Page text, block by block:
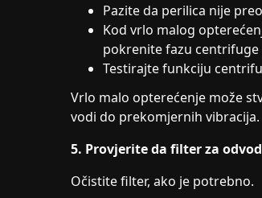
Pazite da perilica nije
Kod vrlo malog
pokrenite fazu centrifuge
Testirajte funkciju
Vrlo malo opterećenje može
vodi do prekomjernih vibracija.
5. Provjerite da filter za
Očistite filter, ako je potrebno.